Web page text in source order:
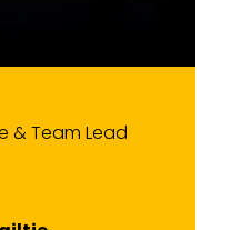
& Team Lead